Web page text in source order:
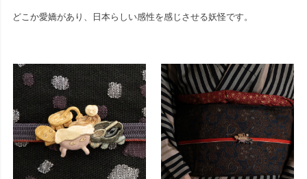
どこか愛嬌があり、日本らしい感性を感じさせる妖怪です。